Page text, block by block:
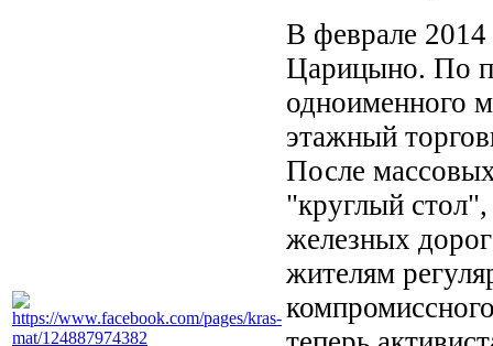
В феврале
Царицыно. По
одноименного
этажный
После
"круглый
железных
жителям